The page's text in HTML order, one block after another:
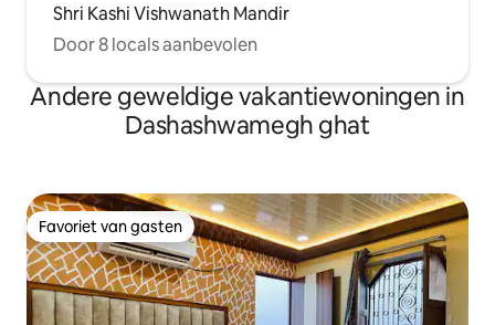
Shri Kashi Vishwanath Mandir
Door 8 locals aanbevolen
Andere geweldige vakantiewoningen in
Dashashwamegh ghat
Favoriet van gasten
Favoriet van gasten